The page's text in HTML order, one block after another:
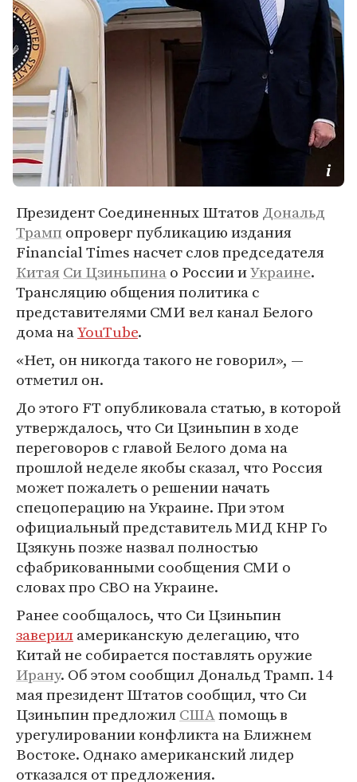
Президент Соединенных Штатов Дональд
Трамп опроверг публикацию издания
Financial Times насчет слов председателя
Китая Си Цзиньпинао России иУкраине.
Трансляцию общения политика с
представителями СМИ вел канал Белого
дома наYouTube.
«Нет, он никогда такого не говорил», —
отметил он.
До этого FT опубликовала статью, в которой
утверждалось, что Си Цзиньпин в ходе
переговоров с главой Белого дома на
прошлой неделе якобы сказал, что Россия
может пожалеть о решении начать
спецоперацию на Украине. При этом
официальный представитель МИД КНР Го
Цзякунь позже назвал полностью
сфабрикованными сообщения СМИ о
словах про СВО на Украине.
Ранее сообщалось, что Си Цзиньпин
завериламериканскую делегацию, что
Китай не собирается поставлять оружие
Ирану. Об этом сообщил Дональд Трамп. 14
мая президент Штатов сообщил, что Си
Цзиньпин предложилСШАпомощь в
урегулировании конфликта на Ближнем
Востоке. Однако американский лидер
отказался от предложения.